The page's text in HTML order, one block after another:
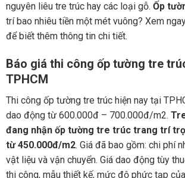
nguyên liêu tre trúc hay các loại gỗ. Ốp
trí bao nhiêu tiền một mét vuông? Xem
để biết thêm thông tin chi tiết.
Báo giá thi công ốp tường tre
TPHCM
Thi công ốp tường tre trúc hiện nay tại
dao động từ 600.000đ – 700.000đ/m2.
đang nhận ốp tường tre trúc trang trí
từ 450.000đ/m2. Giá đã bao gồm: chi phí
vật liệu và vận chuyển. Giá dao động tùy
thi công, mẫu thiết kế, mức độ phức tạp